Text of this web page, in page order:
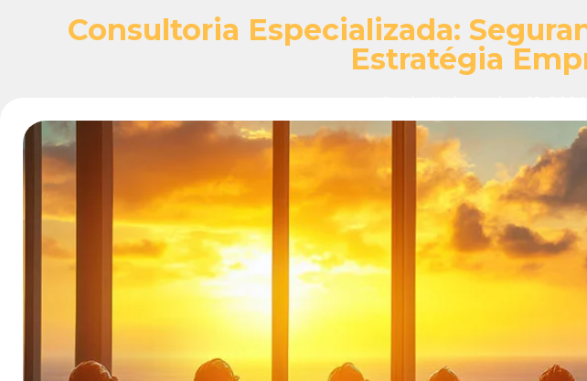
Consultoria Especializada:
Estratégia